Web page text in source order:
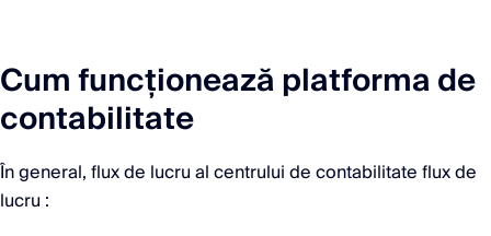
Cum funcționează platforma de
contabilitate
În general, flux de lucru al centrului de contabilitate flux de
lucru :